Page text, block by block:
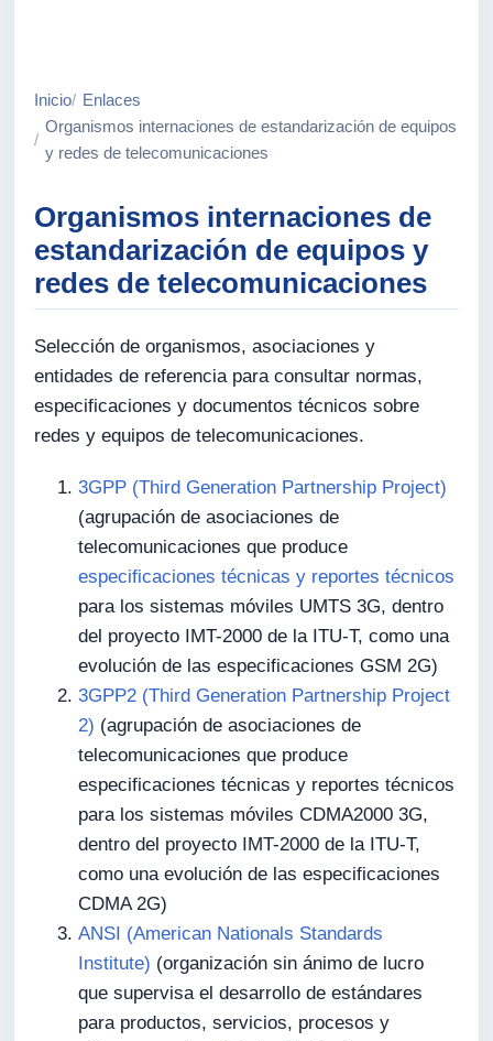
Inicio
Enlaces
Organismos internaciones de estandarización de equipos
y redes de telecomunicaciones
Organismos internaciones de
estandarización de equipos y
redes de telecomunicaciones
Selección de organismos, asociaciones y
entidades de referencia para consultar normas,
especificaciones y documentos técnicos sobre
redes y equipos de telecomunicaciones.
3GPP (Third Generation Partnership Project)
(agrupación de asociaciones de
telecomunicaciones que produce
especificaciones técnicas y reportes técnicos
para los sistemas móviles UMTS 3G, dentro
del proyecto IMT-2000 de la ITU-T, como una
evolución de las especificaciones GSM 2G)
3GPP2 (Third Generation Partnership Project
2) (agrupación de asociaciones de
telecomunicaciones que produce
especificaciones técnicas y reportes técnicos
para los sistemas móviles CDMA2000 3G,
dentro del proyecto IMT-2000 de la ITU-T,
como una evolución de las especificaciones
CDMA 2G)
ANSI (American Nationals Standards
Institute) (organización sin ánimo de lucro
que supervisa el desarrollo de estándares
para productos, servicios, procesos y